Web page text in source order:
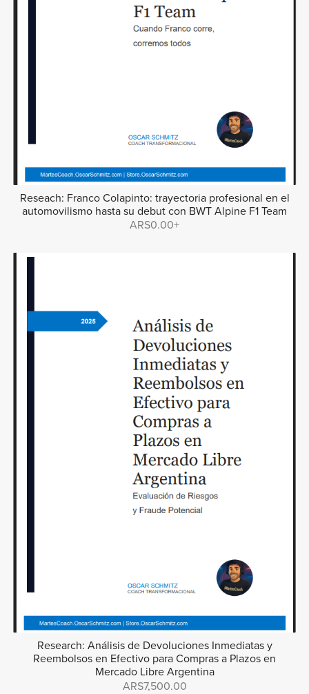
Reseach: Franco Colapinto: trayectoria profesional en el
automovilismo hasta su debut con BWT Alpine F1 Team
ARS0.00+
Research: Análisis de Devoluciones Inmediatas y
Reembolsos en Efectivo para Compras a Plazos en
Mercado Libre Argentina
ARS7,500.00